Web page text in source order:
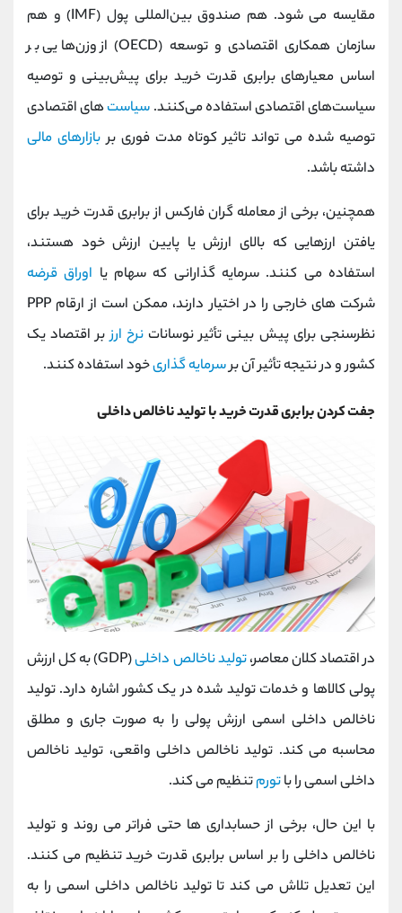
مقایسه می شود. هم صندوق بین‌المللی پول (IMF) و هم
سازمان همکاری اقتصادی و توسعه (OECD) از وزن‌هایی بر
اساس معیارهای برابری قدرت خرید برای پیش‌بینی و توصیه
سیاست‌های اقتصادی استفاده می‌کنند. سیاستهای اقتصادی
توصیه شده می تواند تاثیر کوتاه مدت فوری بر بازارهای مالی
داشته باشد.
همچنین، برخی از معامله گران فارکس از برابری قدرت خرید برای
یافتن ارزهایی که بالای ارزش یا پایین ارزش خود هستند،
استفاده می کنند. سرمایه گذارانی که سهام یا اوراق قرضه
شرکت های خارجی را در اختیار دارند، ممکن است از ارقام PPP
نظرسنجی برای پیش بینی تأثیر نوساناتنرخ ارزبر اقتصاد یک
کشور و در نتیجه تأثیر آن برسرمایه گذاریخود استفاده کنند.
جفت کردن برابری قدرت خرید با تولید ناخالص داخلی
در اقتصاد کلان معاصر،تولید ناخالص داخلی
(GDP) به کل ارزش
پولی کالاها و خدمات تولید شده در یک کشور اشاره دارد. تولید
ناخالص داخلی اسمی ارزش پولی را به صورت جاری و مطلق
محاسبه می کند. تولید ناخالص داخلی واقعی، تولید ناخالص
داخلی اسمی را باتورمتنظیم می کند.
با این حال، برخی از حسابداری ها حتی فراتر می روند و تولید
ناخالص داخلی را بر اساس برابری قدرت خرید تنظیم می کنند.
این تعدیل تلاش می کند تا تولید ناخالص داخلی اسمی را به